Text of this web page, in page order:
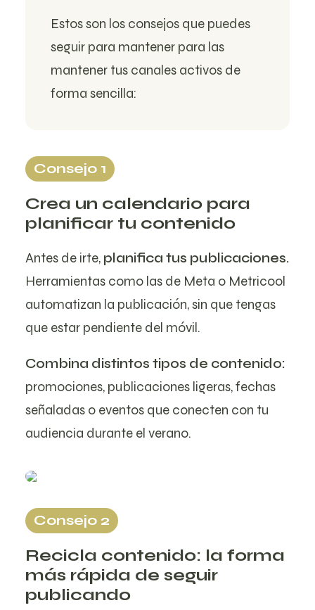
Estos son los consejos que puedes
seguir para mantener para las
mantener tus canales activos de
forma sencilla:
Consejo 1
Crea un calendario para
planificar tu contenido
Antes de irte, planifica tus publicaciones.
Herramientas como las de Meta o Metricool
automatizan la publicación, sin que tengas
que estar pendiente del móvil.
Combina distintos tipos de contenido:
promociones, publicaciones ligeras, fechas
señaladas o eventos que conecten con tu
audiencia durante el verano.
Consejo 2
Recicla contenido: la forma
más rápida de seguir
publicando